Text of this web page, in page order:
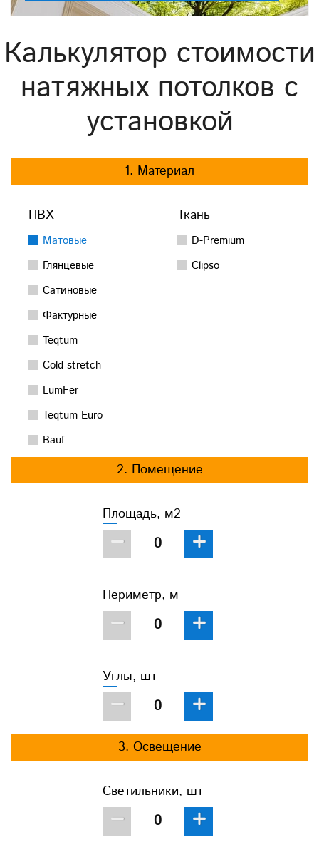
Калькулятор стоимости
натяжных потолков с
установкой
1. Материал
ПВХ
Матовые
Глянцевые
Сатиновые
Фактурные
Teqtum
Cold stretch
LumFer
Teqtum Euro
Bauf
Ткань
D-Premium
Clipso
2. Помещение
Площадь, м2
− +
Периметр, м
− +
Углы, шт
− +
3. Освещение
Светильники, шт
− +